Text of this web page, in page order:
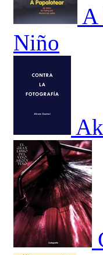
A
Niño